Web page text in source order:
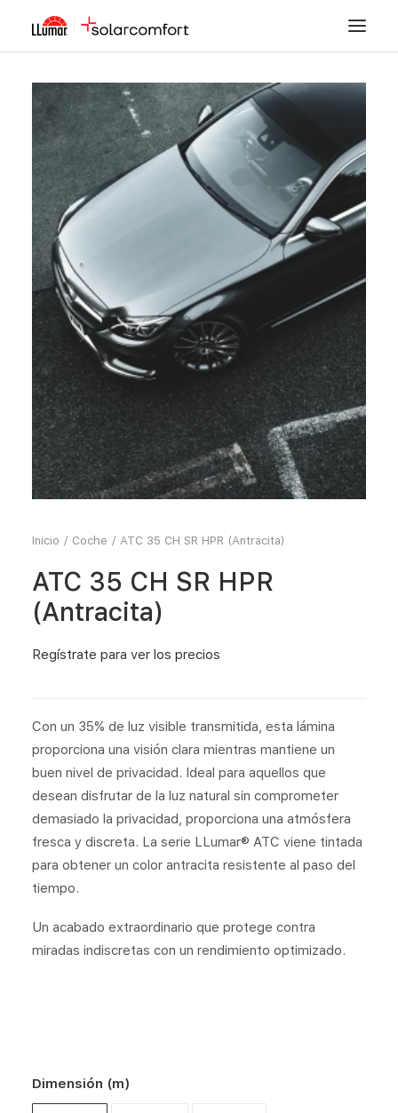
LÁMINAS SOLARES
SEGURIDAD
DECORACIÓN
TINTADO DE LUNAS
ACCESORIOS
MI CUENTA
Inicio Coche ATC 35 CH SR HPR (Antracita)
ATC 35 CH SR HPR
(Antracita)
Regístrate para ver los precios
Con un 35% de luz visible transmitida, esta lámina
proporciona una visión clara mientras mantiene un
buen nivel de privacidad. Ideal para aquellos que
desean disfrutar de la luz natural sin comprometer
demasiado la privacidad, proporciona una atmósfera
fresca y discreta. La serie LLumar® ATC viene tintada
para obtener un color antracita resistente al paso del
tiempo.
Un acabado extraordinario que protege contra
miradas indiscretas con un rendimiento optimizado.
Dimensión (m)